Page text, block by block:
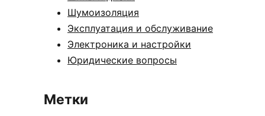
Шумоизоляция
Эксплуатация и обслуживание
Электроника и настройки
Юридические вопросы
Метки